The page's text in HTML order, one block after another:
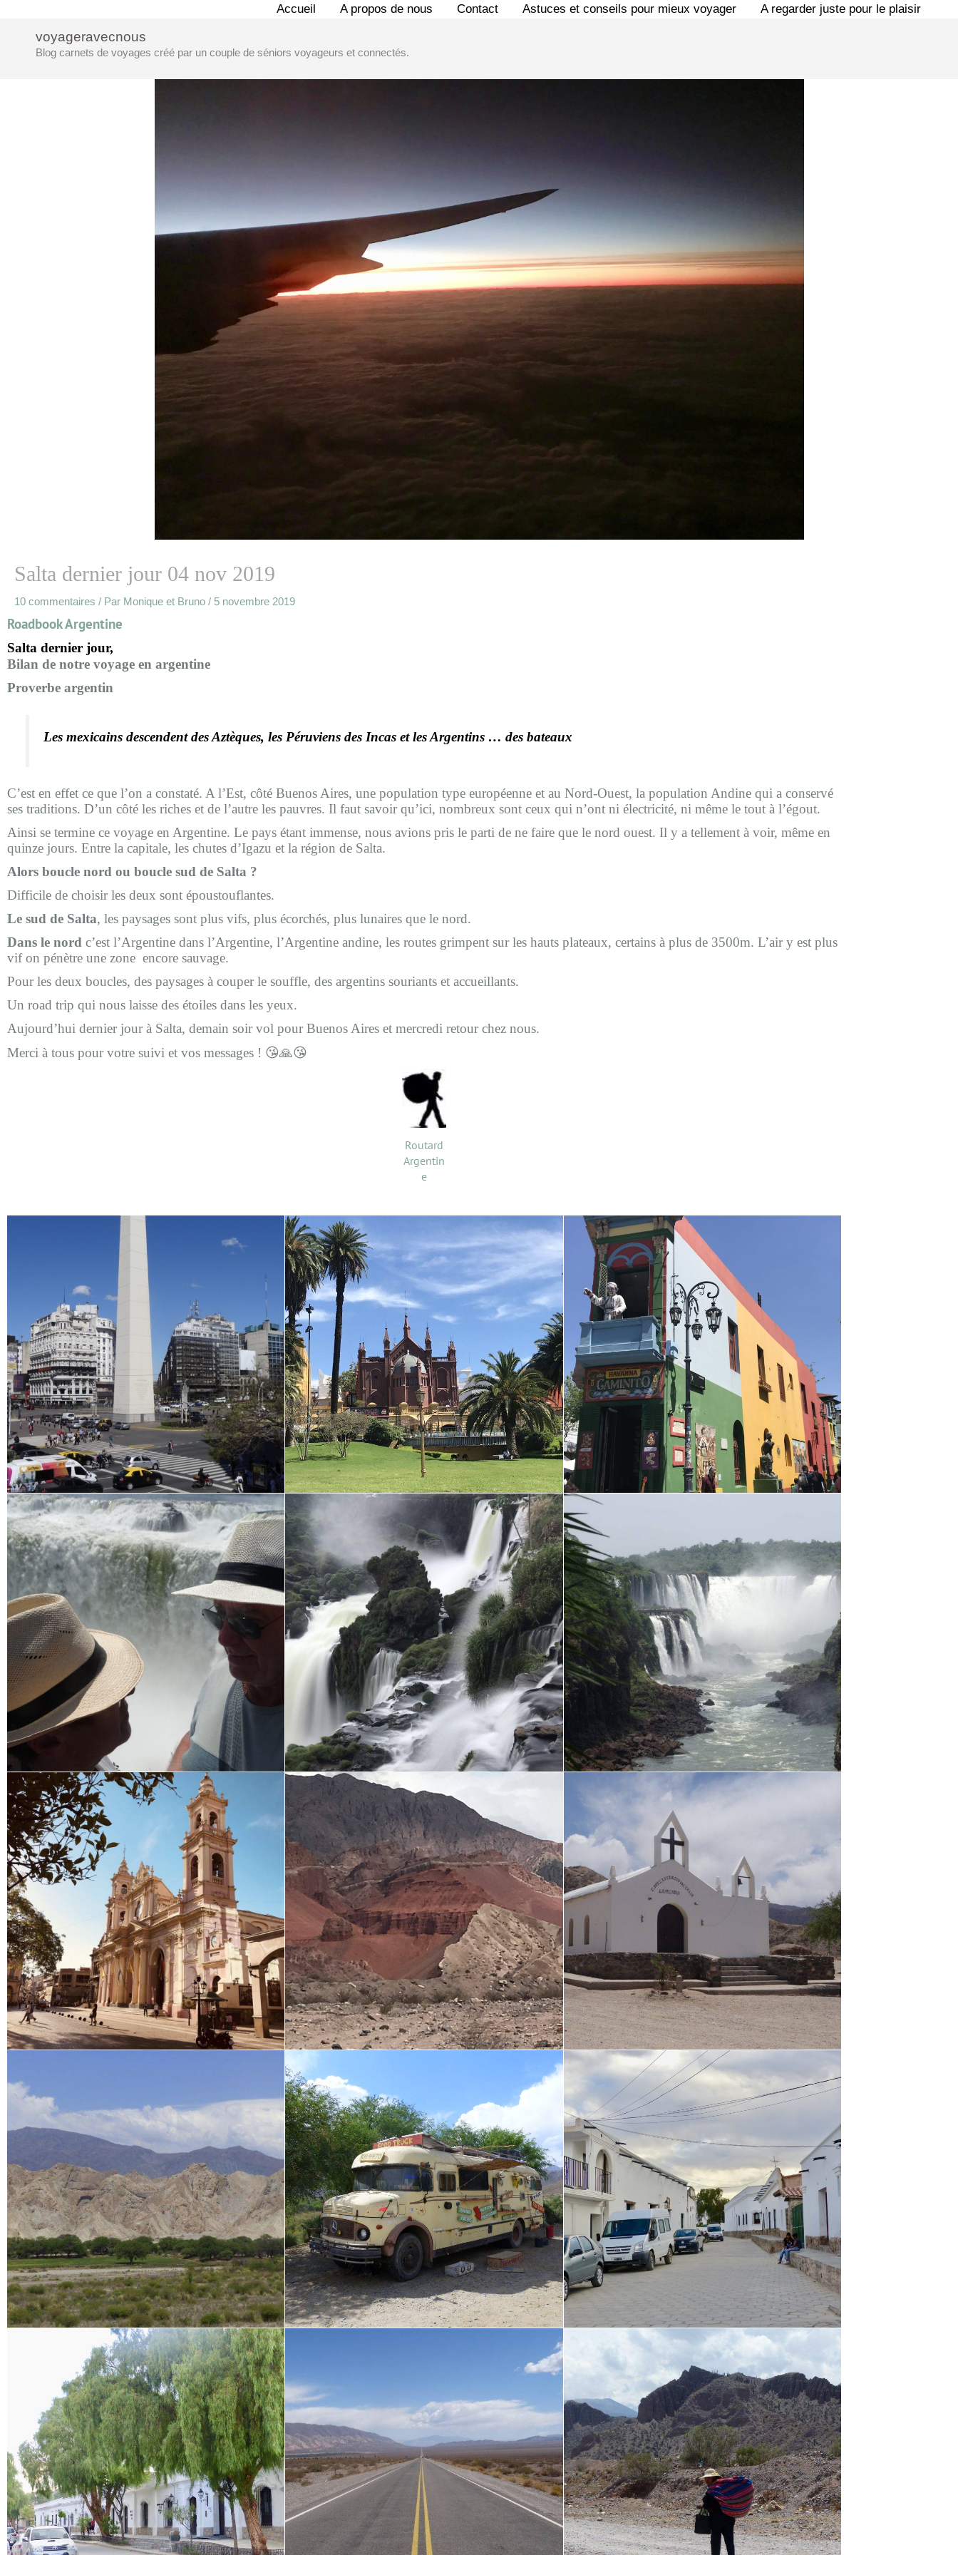
contenu
Accueil A propos de nous Contact Astuces et conseils pour mieux voyager A regarder juste pour le plaisir
voyageravecnous
Blog carnets de voyages créé par un couple de séniors voyageurs et connectés.
Salta dernier jour 04 nov 2019
10 commentaires / Par Monique et Bruno / 5 novembre 2019
Roadbook Argentine
Salta dernier jour,
Bilan de notre voyage en argentine
Proverbe argentin
Les mexicains descendent des Aztèques, les Péruviens des Incas et les Argentins … des bateaux
C’est en effet ce que l’on a constaté. A l’Est, côté Buenos Aires, une population type européenne et au Nord-Ouest, la population Andine qui a conservé
ses traditions. D’un côté les riches et de l’autre les pauvres. Il faut savoir qu’ici, nombreux sont ceux qui n’ont ni électricité, ni même le tout à l’égout.
Ainsi se termine ce voyage en Argentine. Le pays étant immense, nous avions pris le parti de ne faire que le nord ouest. Il y a tellement à voir, même en
quinze jours. Entre la capitale, les chutes d’Igazu et la région de Salta.
Alors boucle nord ou boucle sud de Salta ?
Difficile de choisir les deux sont époustouflantes.
Le sud de Salta, les paysages sont plus vifs, plus écorchés, plus lunaires que le nord.
Dans le nord c’est l’Argentine dans l’Argentine, l’Argentine andine, les routes grimpent sur les hauts plateaux, certains à plus de 3500m. L’air y est plus
vif on pénètre une zone encore sauvage.
Pour les deux boucles, des paysages à couper le souffle, des argentins souriants et accueillants.
Un road trip qui nous laisse des étoiles dans les yeux.
Aujourd’hui dernier jour à Salta, demain soir vol pour Buenos Aires et mercredi retour chez nous.
Merci à tous pour votre suivi et vos messages ! 😘🙏😘
Routard
Argentin
e